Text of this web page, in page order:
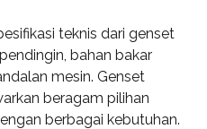
teknis dari genset
bahan bakar
mesin. Genset
beragam pilihan
berbagai kebutuhan.